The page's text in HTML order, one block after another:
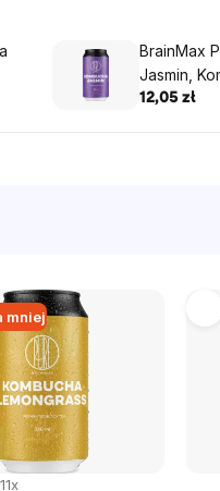
BrainMax
Jasmin,
330 ml
12,05 zł
mniej
11x